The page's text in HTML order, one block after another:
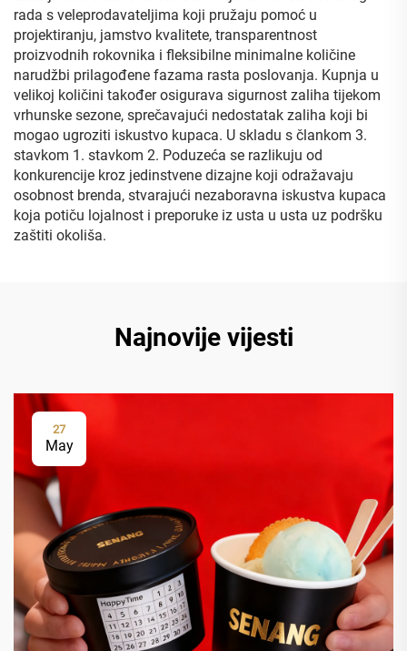
rada s veleprodavateljima koji pružaju pomoć u
projektiranju, jamstvo kvalitete, transparentnost
proizvodnih rokovnika i fleksibilne minimalne količine
narudžbi prilagođene fazama rasta poslovanja. Kupnja u
velikoj količini također osigurava sigurnost zaliha tijekom
vrhunske sezone, sprečavajući nedostatak zaliha koji bi
mogao ugroziti iskustvo kupaca. U skladu s člankom 3.
stavkom 1. stavkom 2. Poduzeća se razlikuju od
konkurencije kroz jedinstvene dizajne koji odražavaju
osobnost brenda, stvarajući nezaboravna iskustva kupaca
koja potiču lojalnost i preporuke iz usta u usta uz podršku
zaštiti okoliša.
Najnovije vijesti
27
May